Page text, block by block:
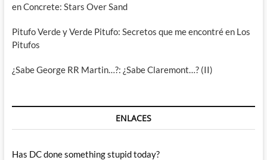
en Concrete: Stars Over Sand
Pitufo Verde y Verde Pitufo: Secretos que me encontré en Los
Pitufos
¿Sabe George RR Martin…?: ¿Sabe Claremont…? (II)
ENLACES
Has DC done something stupid today?